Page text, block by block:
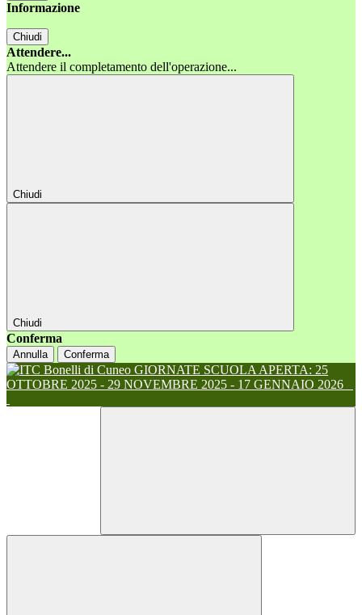
Informazione
Chiudi
Attendere...
Attendere il completamento dell'operazione...
Chiudi
Chiudi
Conferma
Annulla Conferma
GIORNATE SCUOLA APERTA: 25
OTTOBRE 2025 - 29 NOVEMBRE 2025 - 17 GENNAIO 2026